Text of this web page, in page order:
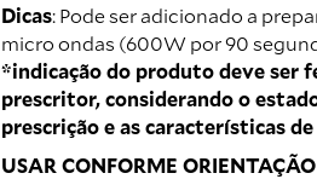
Dicas: Pode ser adicionado a
micro ondas (600W por 90
*indicação do produto deve ser
prescritor, considerando o
prescrição e as características
USAR CONFORME